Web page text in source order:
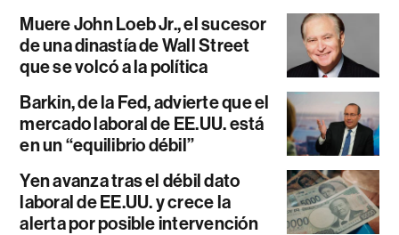
Muere John Loeb Jr., el sucesor
de una dinastía de Wall Street
que se volcó a la política
Barkin, de la Fed, advierte que el
mercado laboral de EE.UU. está
en un “equilibrio débil”
Yen avanza tras el débil dato
laboral de EE.UU. y crece la
alerta por posible intervención